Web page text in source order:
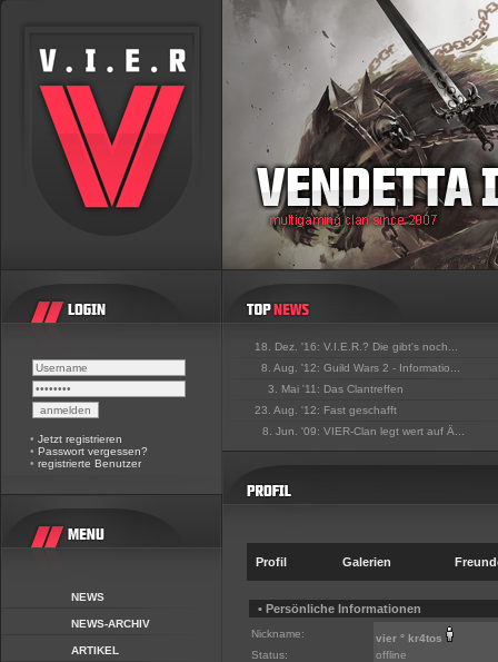
• Jetzt registrieren
• Passwort vergessen?
• registrierte Benutzer
NEWS
NEWS-ARCHIV
ARTIKEL
18. Dez. '16: V.I.E.R.? Die gibt's noch...
8. Aug. '12: Guild Wars 2 - Informatio...
3. Mai '11: Das Clantreffen
23. Aug. '12: Fast geschafft
8. Jun. '09: VIER-Clan legt wert auf Ä...
Profil Galerien
• Persönliche Informationen
Nickname:
vier ° kr4tos
Status:
offline